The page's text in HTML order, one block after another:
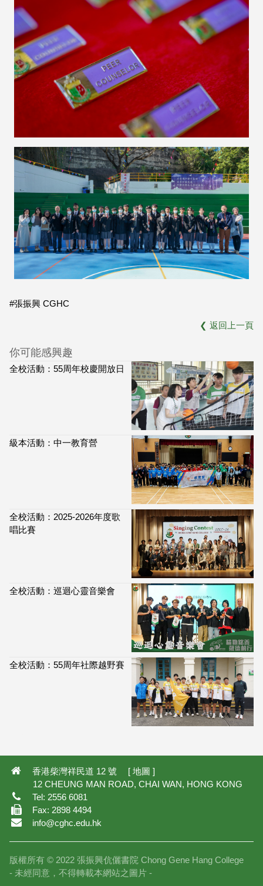
#張振興 CGHC
❮ 返回上一頁
你可能感興趣
全校活動：55周年校慶開放日
級本活動：中一教育營
全校活動：2025-2026年度歌
唱比賽
全校活動：巡迴心靈音樂會
全校活動：55周年社際越野賽
香港柴灣祥民道 12 號 [ 地圖]
12 CHEUNG MAN ROAD, CHAI WAN, HONG KONG
Tel: 2556 6081
Fax: 2898 4494
info@cghc.edu.hk
版權所有 © 2022 張振興伉儷書院 Chong Gene Hang College
- 未經同意，不得轉載本網站之圖片 -